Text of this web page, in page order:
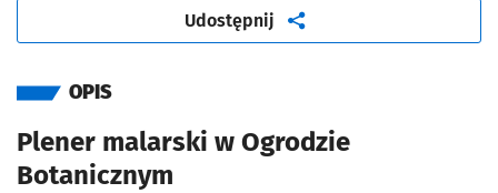
Udostępnij artykuł
OPIS
Plener malarski w Ogrodzie
Botanicznym